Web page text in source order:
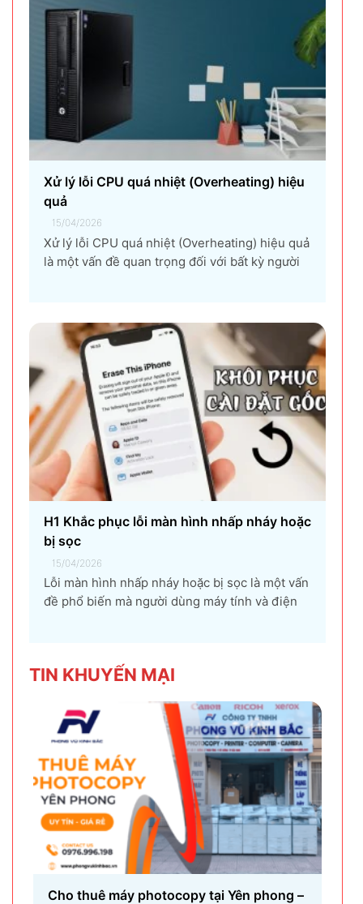
chi phí vận hành, ngày càng nhiều doanh
nghiệp lựa chọn giải pháp...
Xử lý lỗi CPU quá nhiệt (Overheating) hiệu
quả
15/04/2026
Xử lý lỗi CPU quá nhiệt (Overheating) hiệu quả
là một vấn đề quan trọng đối với bất kỳ người
gây ra...
H1 Khắc phục lỗi màn hình nhấp nháy hoặc
bị sọc
15/04/2026
Lỗi màn hình nhấp nháy hoặc bị sọc là một vấn
đề phổ biến mà người dùng máy tính và điện
nhân...
TIN KHUYẾN MẠI
Cho thuê máy photocopy tại Yên phong –